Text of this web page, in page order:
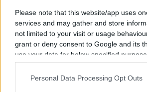
Please note that this website/app uses
services and may gather and store
not limited to your visit or usage
grant or deny consent to Google and its
use your data for below specified
consent section.
Personal Data Processing Opt Outs
Programme TV Rugby>Pro D2>